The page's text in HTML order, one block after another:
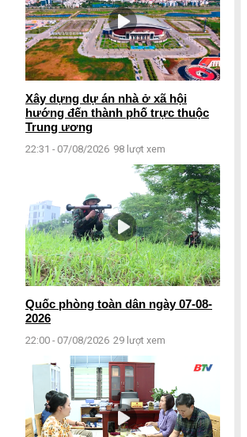
Xây dựng dự án nhà ở xã hội
hướng đến thành phố trực thuộc
Trung ương
22:31 - 07/08/2026 98 lượt xem
Quốc phòng toàn dân ngày 07-08-
2026
22:00 - 07/08/2026 29 lượt xem